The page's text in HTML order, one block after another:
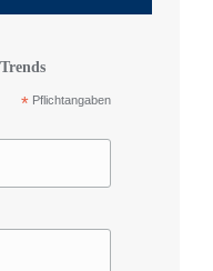
* Pflichtangaben